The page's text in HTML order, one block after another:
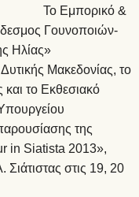
Το Εμπορικό &
Γουνοποιών-
Ηλίας»
Μακεδονίας, το
το Εκθεσιακό
της
in Siatista 2013»,
στις 19, 20